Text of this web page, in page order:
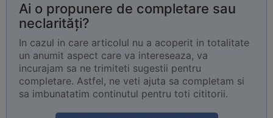
Ai o propunere de completare sau
neclarități?
In cazul in care articolul nu a acoperit in totalitate
un anumit aspect care va intereseaza, va
incurajam sa ne trimiteti sugestii pentru
completare. Astfel, ne veti ajuta sa completam si
sa imbunatatim continutul pentru toti cititorii.